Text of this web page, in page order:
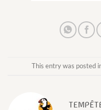
This entry was posted